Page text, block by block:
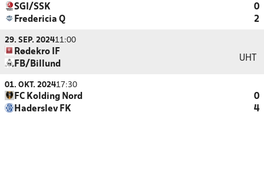
SGI/SSK
0
Fredericia Q
2
29. SEP. 202411:00
Rødekro IF
FB/Billund
UHT
01. OKT. 202417:30
FC Kolding Nord
0
Haderslev FK
4